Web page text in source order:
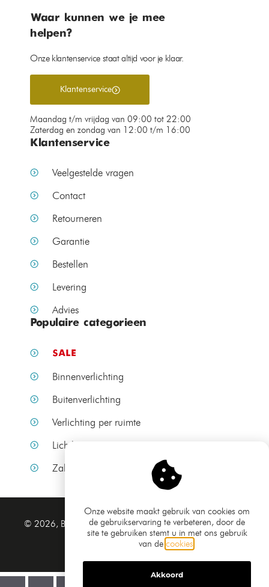
Waar kunnen we je mee
helpen?
Onze klantenservice staat altijd voor je klaar.
Klantenservice
Maandag t/m vrijdag van 09:00 tot 22:00
Zaterdag en zondag van 12:00 t/m 16:00
Klantenservice
Veelgestelde vragen
Contact
Retourneren
Garantie
Bestellen
Levering
Advies
Populaire categorieen
SALE
Binnenverlichting
Buitenverlichting
Verlichting per ruimte
Lichtbronnen
Zakelijke verlichting
© 2026, Bamled.nl
Algemene voorwaarden
Privacy verklaring
Sitemap
Onze website maakt gebruik van cookies om
de gebruikservaring te verbeteren, door de
site te gebruiken stemt u in met ons gebruik
van de cookies
Akkoord